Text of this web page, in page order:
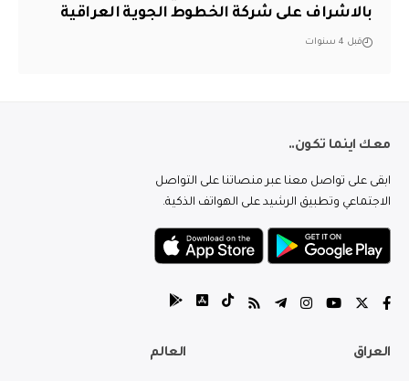
بالاشراف على شركة الخطوط الجوية العراقية
قبل 4 سنوات
معك اينما تكون..
ابقى على تواصل معنا عبر منصاتنا على التواصل
الاجتماعي وتطبيق الرشيد على الهواتف الذكية.
العراق العالم